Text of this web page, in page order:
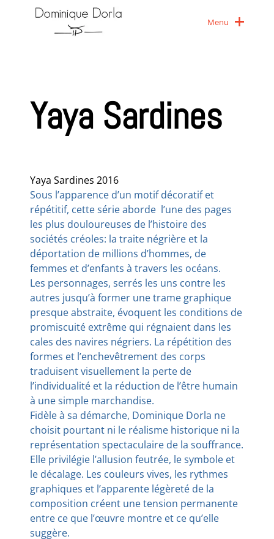
Menu
Yaya Sardines
Yaya Sardines 2016
Sous l’apparence d’un motif décoratif et
répétitif, cette série aborde l’une des pages
les plus douloureuses de l’histoire des
sociétés créoles: la traite négrière et la
déportation de millions d’hommes, de
femmes et d’enfants à travers les océans.
Les personnages, serrés les uns contre les
autres jusqu’à former une trame graphique
presque abstraite, évoquent les conditions de
promiscuité extrême qui régnaient dans les
cales des navires négriers. La répétition des
formes et l’enchevêtrement des corps
traduisent visuellement la perte de
l’individualité et la réduction de l’être humain
à une simple marchandise.
Fidèle à sa démarche, Dominique Dorla ne
choisit pourtant ni le réalisme historique ni la
représentation spectaculaire de la souffrance.
Elle privilégie l’allusion feutrée, le symbole et
le décalage. Les couleurs vives, les rythmes
graphiques et l’apparente légèreté de la
composition créent une tension permanente
entre ce que l’œuvre montre et ce qu’elle
suggère.